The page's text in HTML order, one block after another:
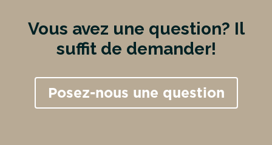
Vous avez une question? Il
suffit de demander!
Posez-nous une question